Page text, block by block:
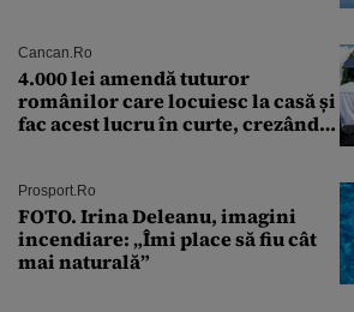
Cancan.ro
4.000 lei amendă tuturor
românilor care locuiesc la casă și
fac acest lucru în curte, crezând
Prosport.ro
FOTO. Irina Deleanu, imagini
incendiare: „Îmi place să fiu cât
mai naturală”